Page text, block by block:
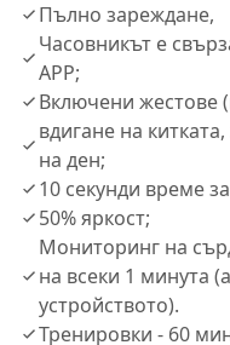
Пълно зареждане,
Часовникът е
APP;
Включени жестове
вдигане на
на ден;
10 секунди време
50% яркост;
Мониторинг на
на всеки 1 минута
устройството).
Тренировки - 60